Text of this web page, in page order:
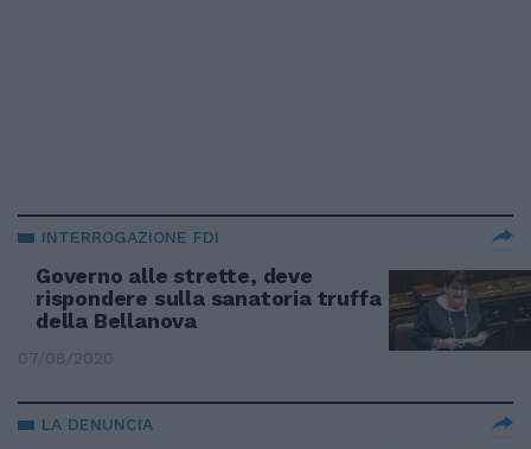
INTERROGAZIONE FDI
Governo alle strette, deve
rispondere sulla sanatoria truffa
della Bellanova
07/08/2020
LA DENUNCIA